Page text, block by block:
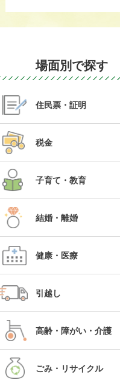
場面別で探す
住民票・証明
税金
子育て・教育
結婚・離婚
健康・医療
引越し
高齢・障がい・介護
ごみ・リサイクル